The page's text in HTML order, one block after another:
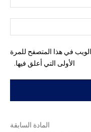
في هذا المتصفح للمرة
الأولى التي أعلق فيها.
المادة السابقة